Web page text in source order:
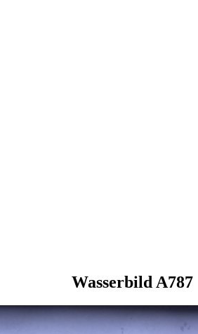
Wasserbild A787